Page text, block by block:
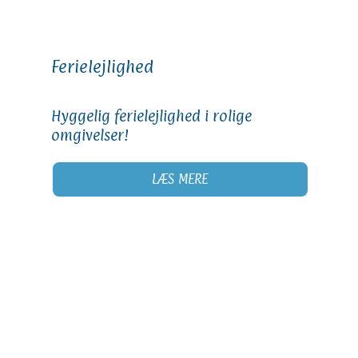
Ferielejlighed
Hyggelig ferielejlighed i rolige
omgivelser!
LÆS MERE